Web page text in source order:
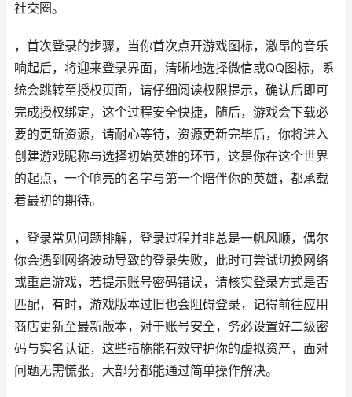
社交圈。
，首次登录的步骤，当你首次点开游戏图标，激昂的音乐
响起后，将迎来登录界面，清晰地选择微信或QQ图标，系
统会跳转至授权页面，请仔细阅读权限提示，确认后即可
完成授权绑定，这个过程安全快捷，随后，游戏会下载必
要的更新资源，请耐心等待，资源更新完毕后，你将进入
创建游戏昵称与选择初始英雄的环节，这是你在这个世界
的起点，一个响亮的名字与第一个陪伴你的英雄，都承载
着最初的期待。
，登录常见问题排解，登录过程并非总是一帆风顺，偶尔
你会遇到网络波动导致的登录失败，此时可尝试切换网络
或重启游戏，若提示账号密码错误，请核实登录方式是否
匹配，有时，游戏版本过旧也会阻碍登录，记得前往应用
商店更新至最新版本，对于账号安全，务必设置好二级密
码与实名认证，这些措施能有效守护你的虚拟资产，面对
问题无需慌张，大部分都能通过简单操作解决。